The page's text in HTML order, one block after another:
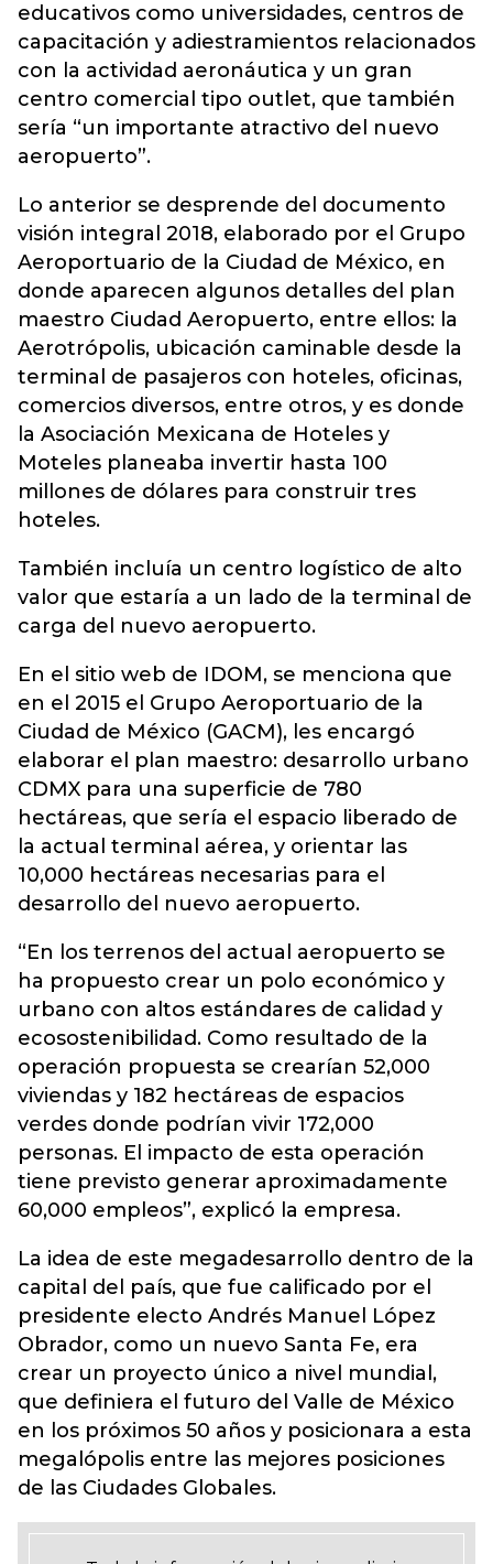
educativos como universidades, centros de
capacitación y adiestramientos relacionados
con la actividad aeronáutica y un gran
centro comercial tipo outlet, que también
sería “un importante atractivo del nuevo
aeropuerto”.
Lo anterior se desprende del documento
visión integral 2018, elaborado por el Grupo
Aeroportuario de la Ciudad de México, en
donde aparecen algunos detalles del plan
maestro Ciudad Aeropuerto, entre ellos: la
Aerotrópolis, ubicación caminable desde la
terminal de pasajeros con hoteles, oficinas,
comercios diversos, entre otros, y es donde
la Asociación Mexicana de Hoteles y
Moteles planeaba invertir hasta 100
millones de dólares para construir tres
hoteles.
También incluía un centro logístico de alto
valor que estaría a un lado de la terminal de
carga del nuevo aeropuerto.
En el sitio web de IDOM, se menciona que
en el 2015 el Grupo Aeroportuario de la
Ciudad de México (GACM), les encargó
elaborar el plan maestro: desarrollo urbano
CDMX para una superficie de 780
hectáreas, que sería el espacio liberado de
la actual terminal aérea, y orientar las
10,000 hectáreas necesarias para el
desarrollo del nuevo aeropuerto.
“En los terrenos del actual aeropuerto se
ha propuesto crear un polo económico y
urbano con altos estándares de calidad y
ecosostenibilidad. Como resultado de la
operación propuesta se crearían 52,000
viviendas y 182 hectáreas de espacios
verdes donde podrían vivir 172,000
personas. El impacto de esta operación
tiene previsto generar aproximadamente
60,000 empleos”, explicó la empresa.
La idea de este megadesarrollo dentro de la
capital del país, que fue calificado por el
presidente electo Andrés Manuel López
Obrador, como un nuevo Santa Fe, era
crear un proyecto único a nivel mundial,
que definiera el futuro del Valle de México
en los próximos 50 años y posicionara a esta
megalópolis entre las mejores posiciones
de las Ciudades Globales.